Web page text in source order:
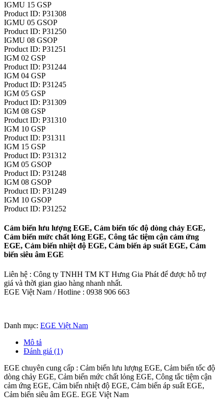
IGMU 15 GSP
Product ID: P31308
IGMU 05 GSOP
Product ID: P31250
IGMU 08 GSOP
Product ID: P31251
IGM 02 GSP
Product ID: P31244
IGM 04 GSP
Product ID: P31245
IGM 05 GSP
Product ID: P31309
IGM 08 GSP
Product ID: P31310
IGM 10 GSP
Product ID: P31311
IGM 15 GSP
Product ID: P31312
IGM 05 GSOP
Product ID: P31248
IGM 08 GSOP
Product ID: P31249
IGM 10 GSOP
Product ID: P31252
Cảm biến lưu lượng EGE, Cảm biến tốc độ dòng chảy EGE,
Cảm biến mức chất lỏng EGE, Công tắc tiệm cận cảm ứng
EGE, Cảm biến nhiệt độ EGE, Cảm biến áp suất EGE, Cảm
biến siêu âm EGE
Liên hệ : Công ty TNHH TM KT Hưng Gia Phát để được hỗ trợ
giá và thời gian giao hàng nhanh nhất.
EGE Việt Nam / Hotline : 0938 906 663
Danh mục: EGE Việt Nam
Mô tả
Đánh giá (1)
EGE chuyên cung cấp : Cảm biến lưu lượng EGE, Cảm biến tốc độ
dòng chảy EGE, Cảm biến mức chất lỏng EGE, Công tắc tiệm cận
cảm ứng EGE, Cảm biến nhiệt độ EGE, Cảm biến áp suất EGE,
Cảm biến siêu âm EGE. EGE Việt Nam